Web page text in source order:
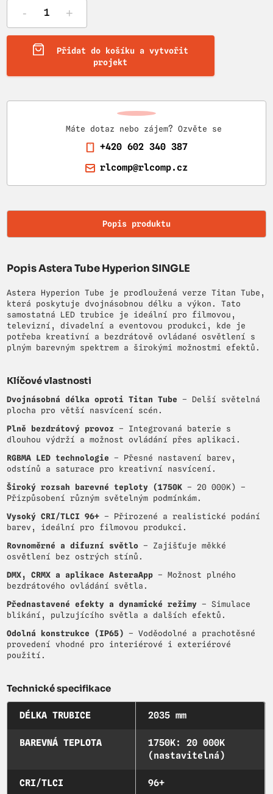
- +
Přidat do košíku a vytvořit
projekt
Máte dotaz nebo zájem? Ozvěte se
+420 602 340 387
rlcomp@rlcomp.cz
Popis produktu
Popis Astera Tube Hyperion SINGLE
Astera Hyperion Tube je prodloužená verze Titan Tube,
která poskytuje dvojnásobnou délku a výkon. Tato
samostatná LED trubice je ideální pro filmovou,
televizní, divadelní a eventovou produkci, kde je
potřeba kreativní a bezdrátově ovládané osvětlení s
plným barevným spektrem a širokými možnostmi efektů.
Klíčové vlastnosti
Dvojnásobná délka oproti Titan Tube – Delší světelná
plocha pro větší nasvícení scén.
Plně bezdrátový provoz – Integrovaná baterie s
dlouhou výdrží a možnost ovládání přes aplikaci.
RGBMA LED technologie – Přesné nastavení barev,
odstínů a saturace pro kreativní nasvícení.
Široký rozsah barevné teploty (1750K – 20 000K) –
Přizpůsobení různým světelným podmínkám.
Vysoký CRI/TLCI 96+ – Přirozené a realistické podání
barev, ideální pro filmovou produkci.
Rovnoměrné a difuzní světlo – Zajišťuje měkké
osvětlení bez ostrých stínů.
DMX, CRMX a aplikace AsteraApp – Možnost plného
bezdrátového ovládání světla.
Přednastavené efekty a dynamické režimy – Simulace
blikání, pulzujícího světla a dalších efektů.
Odolná konstrukce (IP65) – Voděodolné a prachotěsné
provedení vhodné pro interiérové i exteriérové
použití.
Technické specifikace
DÉLKA TRUBICE 2035 mm
BAREVNÁ TEPLOTA
1750K: 20 000K
(nastavitelná)
CRI/TLCI 96+